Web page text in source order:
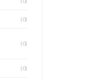
(0)
(0)
(0)